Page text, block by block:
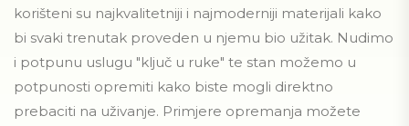
korišteni su najkvalitetniji i najmoderniji materijali kako
bi svaki trenutak proveden u njemu bio užitak. Nudimo
i potpunu uslugu "ključ u ruke" te stan možemo u
potpunosti opremiti kako biste mogli direktno
prebaciti na uživanje. Primjere opremanja možete